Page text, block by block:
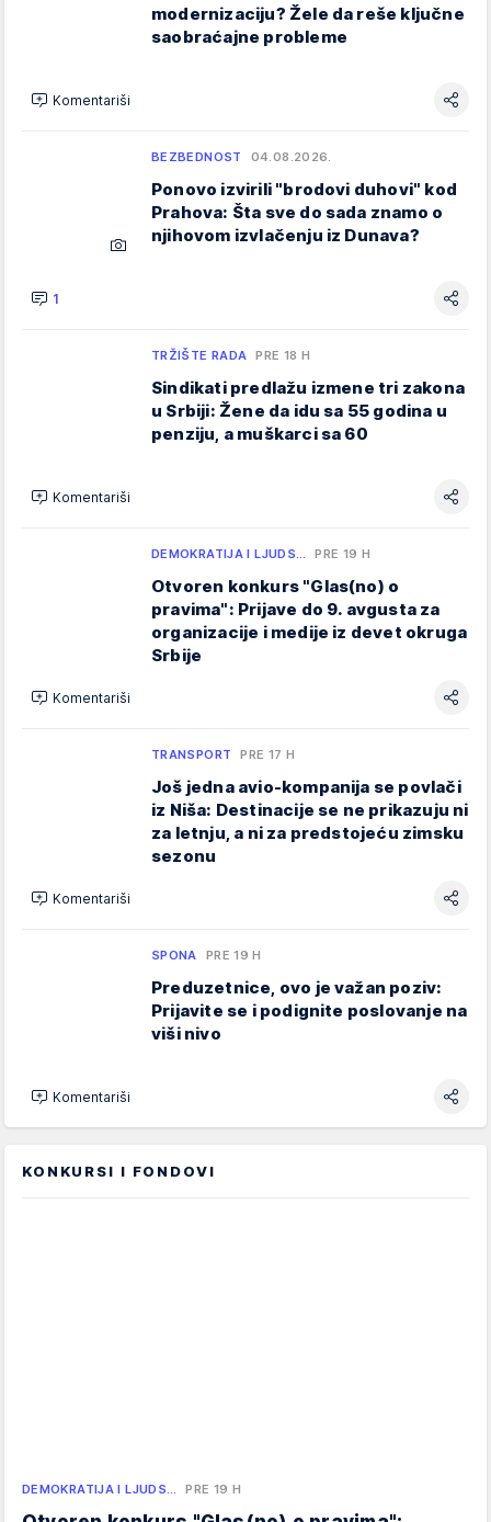
modernizaciju? Žele da reše ključne
saobraćajne probleme
Komentariši
BEZBEDNOST 04.08.2026.
Ponovo izvirili "brodovi duhovi" kod
Prahova: Šta sve do sada znamo o
njihovom izvlačenju iz Dunava?
1
TRŽIŠTE RADA PRE 18 H
Sindikati predlažu izmene tri zakona
u Srbiji: Žene da idu sa 55 godina u
penziju, a muškarci sa 60
Komentariši
DEMOKRATIJA I LJUDS… PRE 19 H
Otvoren konkurs "Glas(no) o
pravima": Prijave do 9. avgusta za
organizacije i medije iz devet okruga
Srbije
Komentariši
TRANSPORT PRE 17 H
Još jedna avio-kompanija se povlači
iz Niša: Destinacije se ne prikazuju ni
za letnju, a ni za predstojeću zimsku
sezonu
Komentariši
SPONA PRE 19 H
Preduzetnice, ovo je važan poziv:
Prijavite se i podignite poslovanje na
viši nivo
Komentariši
KONKURSI I FONDOVI
DEMOKRATIJA I LJUDS… PRE 19 H